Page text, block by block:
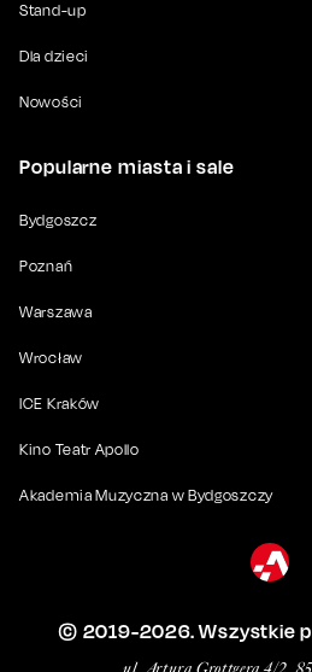
Stand-up
Dla dzieci
Nowości
Popularne miasta i sale
Bydgoszcz
Poznań
Warszawa
Wrocław
ICE Kraków
Kino Teatr Apollo
Akademia Muzyczna w Bydgoszczy
© 2019-2026. Wszystkie